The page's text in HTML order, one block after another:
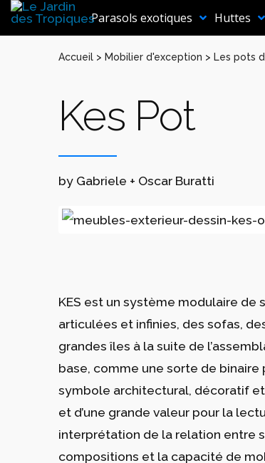
Aller
au
contenu
Parasols exotiques Huttes
Accueil > Mobilier d'exception > Les pots
Kes Pot
by Gabriele + Oscar Buratti
KES est un système modulaire de
articulées et infinies, des sofas,
grandes îles à la suite de
base, comme une sorte de
symbole architectural, décoratif
et d’une grande valeur pour la
interprétation de la relation entre
compositions et la capacité de